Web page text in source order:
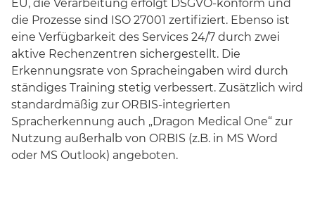
EU, die Verarbeitung erfolgt DSGVO-konform und
die Prozesse sind ISO 27001 zertifiziert. Ebenso ist
eine Verfügbarkeit des Services 24/7 durch zwei
aktive Rechenzentren sichergestellt. Die
Erkennungsrate von Spracheingaben wird durch
ständiges Training stetig verbessert. Zusätzlich wird
standardmäßig zur ORBIS-integrierten
Spracherkennung auch „Dragon Medical One“ zur
Nutzung außerhalb von ORBIS (z.B. in MS Word
oder MS Outlook) angeboten.